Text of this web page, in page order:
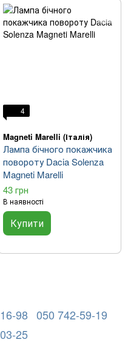
4
Magneti Marelli (Італія)
Лампа бічного покажчика
повороту Dacia Solenza
Magneti Marelli
43 грн
В наявності
Купити
98 050 742-59-19
25